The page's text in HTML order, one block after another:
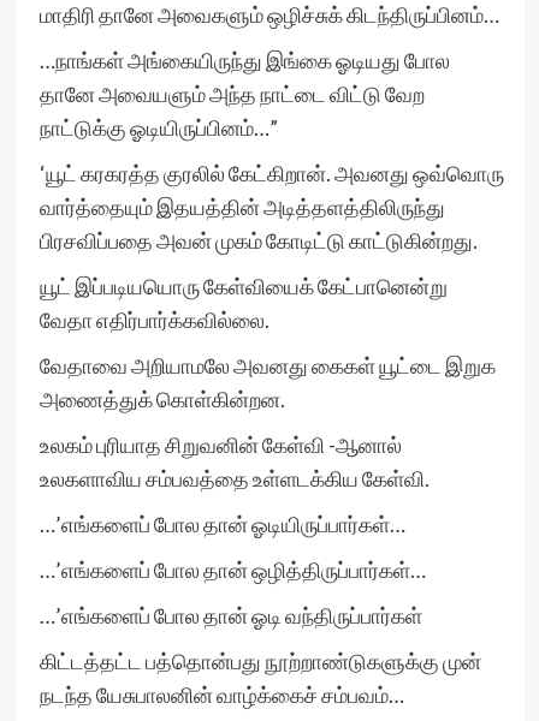
மாதிரி தானே அவைகளும் ஒழிச்சுக் கிடந்திருப்பினம்…
…நாங்கள் அங்கையிருந்து இங்கை ஓடியது போல
தானே அவையளும் அந்த நாட்டை விட்டு வேற
நாட்டுக்கு ஓடியிருப்பினம்…”
‘யூட் கரகரத்த குரலில் கேட்கிறான். அவனது ஒவ்வொரு
வார்த்தையும் இதயத்தின் அடித்தளத்திலிருந்து
பிரசவிப்பதை அவன் முகம் கோடிட்டு காட்டுகின்றது.
யூட் இப்படியயொரு கேள்வியைக் கேட்பானென்று
வேதா எதிர்பார்க்கவில்லை.
வேதாவை அறியாமலே அவனது கைகள் யூட்டை இறுக
அணைத்துக் கொள்கின்றன.
உலகம் புரியாத சிறுவனின் கேள்வி -ஆனால்
உலகளாவிய சம்பவத்தை உள்ளடக்கிய கேள்வி.
…’எங்களைப் போல தான் ஓடியிருப்பார்கள்…
…’எங்களைப் போல தான் ஒழித்திருப்பார்கள்…
…’எங்களைப் போல தான் ஓடி வந்திருப்பார்கள்
கிட்டத்தட்ட பத்தொன்பது நூற்றாண்டுகளுக்கு முன்
நடந்த யேசுபாலனின் வாழ்க்கைச் சம்பவம்…